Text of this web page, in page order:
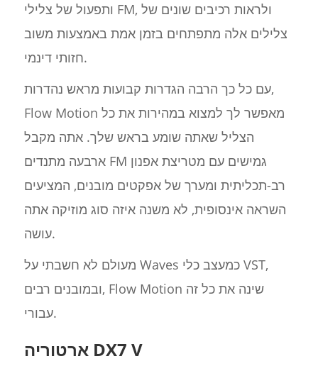
ותפעול של צלילי FM, ולראות רכיבים שונים של
צלילים אלה מתפתחים בזמן אמת באמצעות משוב
חזותי דינמי.
עם כל כך הרבה הגדרות קבועות מראש נהדרות,
Flow Motion מאפשר לך למצוא במהירות את כל
הצליל שאתה שומע בראש שלך. אתה מקבל
ארבעה מתנדים FM גמישים עם מטריצת אפנון
רב-תכליתית ומערך של אפקטים מובנים, המציעים
השראה אינסופית, לא משנה איזה סוג מוזיקה אתה
עושה.
מעולם לא חשבתי על Waves כמעצב כלי VST,
ובמובנים רבים, Flow Motion שינה את כל זה
עבורי.
ארטוריה DX7 V